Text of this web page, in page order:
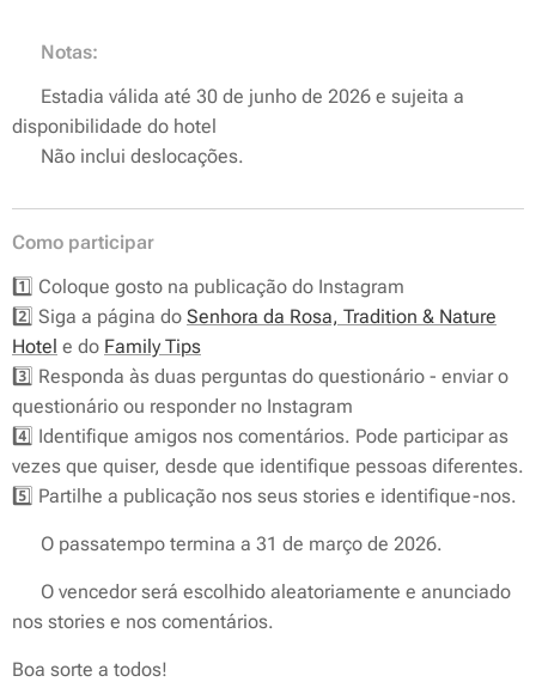
💬 Notas:
✔ Estadia válida até 30 de junho de 2026 e sujeita a
disponibilidade do hotel
✔ Não inclui deslocações.
Como participar
1️⃣ Coloque gosto na publicação do Instagram
2️⃣ Siga a página do Senhora da Rosa, Tradition & Nature
Hotel e do Family Tips
3️⃣ Responda às duas perguntas do questionário - enviar o
questionário ou responder no Instagram
4️⃣ Identifique amigos nos comentários. Pode participar as
vezes que quiser, desde que identifique pessoas diferentes.
5️⃣ Partilhe a publicação nos seus stories e identifique-nos.
💬 O passatempo termina a 31 de março de 2026.
🏆 O vencedor será escolhido aleatoriamente e anunciado
nos stories e nos comentários.
Boa sorte a todos! 🍀